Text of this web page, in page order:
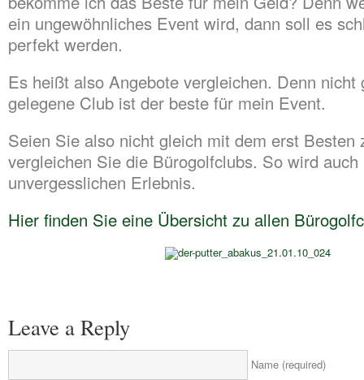
ein ungewöhnliches Event wird, dann soll es
perfekt werden.
Es heißt also Angebote vergleichen. Denn nicht
gelegene Club ist der beste für mein Event.
Seien Sie also nicht gleich mit dem erst Besten
vergleichen Sie die Bürogolfclubs. So wird
unvergesslichen Erlebnis.
Hier finden Sie eine Übersicht zu allen
Leave a Reply
Name (required)